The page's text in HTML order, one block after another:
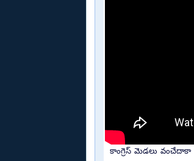
కాంగ్రెస్ మెడలు వంచేదాకా